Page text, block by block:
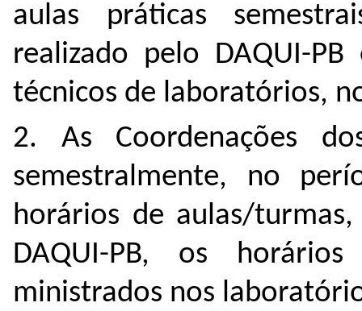
aulas práticas
realizado pelo DAQUI-
técnicos de laboratórios,
2. As Coordenações
semestralmente, no
horários de aulas/
DAQUI-PB, os
ministrados nos